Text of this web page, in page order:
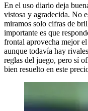
En el uso diario deja
vistosa y agradecida. No
miramos solo cifras de
importante es que
frontal aprovecha mejor
aunque todavía hay
reglas del juego, pero sí
bien resuelto en este